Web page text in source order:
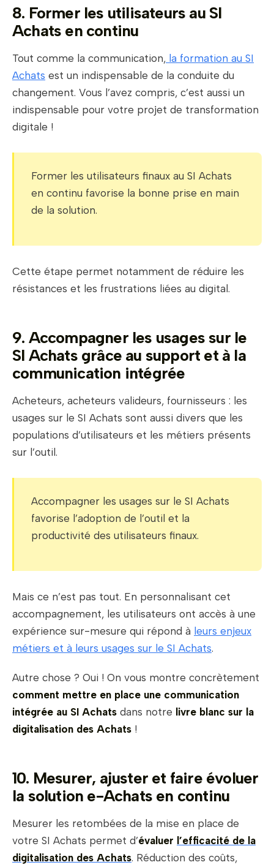
8. Former les utilisateurs au SI
Achats en continu
Tout comme la communication, la formation au SI
Achats est un indispensable de la conduite du
changement. Vous l’avez compris, c’est aussi un
indispensable pour votre projet de transformation
digitale !
Former les utilisateurs finaux au SI Achats
en continu favorise la bonne prise en main
de la solution.
Cette étape permet notamment de réduire les
résistances et les frustrations liées au digital.
9. Accompagner les usages sur le
SI Achats grâce au support et à la
communication intégrée
Acheteurs, acheteurs valideurs, fournisseurs : les
usages sur le SI Achats sont aussi divers que les
populations d’utilisateurs et les métiers présents
sur l’outil.
Accompagner les usages sur le SI Achats
favorise l’adoption de l’outil et la
productivité des utilisateurs finaux.
Mais ce n’est pas tout. En personnalisant cet
accompagnement, les utilisateurs ont accès à une
expérience sur-mesure qui répond à leurs enjeux
métiers et à leurs usages sur le SI Achats.
Autre chose ? Oui ! On vous montre concrètement
comment mettre en place une communication
intégrée au SI Achats dans notre livre blanc sur la
digitalisation des Achats !
10. Mesurer, ajuster et faire évoluer
la solution e-Achats en continu
Mesurer les retombées de la mise en place de
votre SI Achats permet d’évaluer l’efficacité de la
digitalisation des Achats. Réduction des coûts,